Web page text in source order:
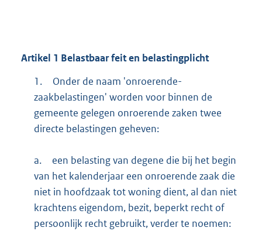
Artikel 1 Belastbaar feit en belastingplicht
1.
Onder de naam 'onroerende-
zaakbelastingen' worden voor binnen de
gemeente gelegen onroerende zaken twee
directe belastingen geheven:
a.
een belasting van degene die bij het begin
van het kalenderjaar een onroerende zaak die
niet in hoofdzaak tot woning dient, al dan niet
krachtens eigendom, bezit, beperkt recht of
persoonlijk recht gebruikt, verder te noemen: